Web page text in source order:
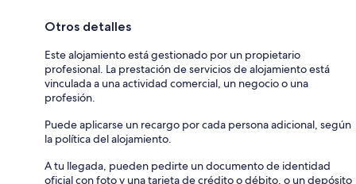
Otros detalles
Este alojamiento está gestionado por un propietario
profesional. La prestación de servicios de alojamiento está
vinculada a una actividad comercial, un negocio o una
profesión.
Puede aplicarse un recargo por cada persona adicional, según
la política del alojamiento.
A tu llegada, pueden pedirte un documento de identidad
oficial con foto y una tarjeta de crédito o débito, o un depósito